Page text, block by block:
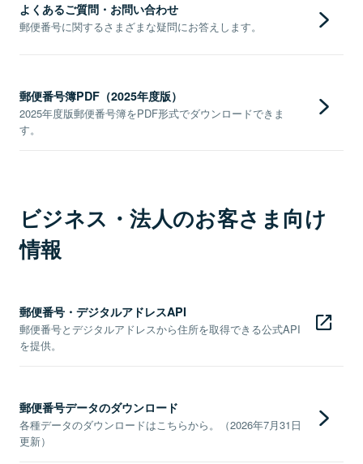
よくあるご質問・お問い合わせ
郵便番号に関するさまざまな疑問にお答えします。
郵便番号簿PDF（2025年度版）
2025年度版郵便番号簿をPDF形式でダウンロードできま
す。
ビジネス・法人のお客さま向け
情報
郵便番号・デジタルアドレスAPI
郵便番号とデジタルアドレスから住所を取得できる公式API
を提供。
郵便番号データのダウンロード
各種データのダウンロードはこちらから。（2026年7月31日
更新）